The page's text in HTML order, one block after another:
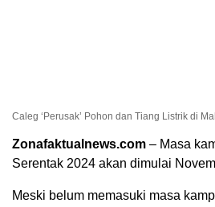
Caleg ‘Perusak’ Pohon dan Tiang Listrik di
Zonafaktualnews.com – Masa
Serentak 2024 akan dimulai
Meski belum memasuki masa